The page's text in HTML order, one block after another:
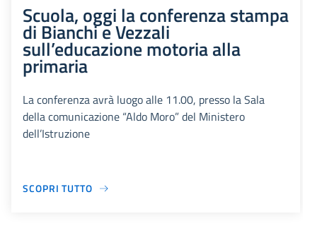
Scuola, oggi la conferenza stampa
di Bianchi e Vezzali
sull’educazione motoria alla
primaria
La conferenza avrà luogo alle 11.00, presso la Sala
della comunicazione “Aldo Moro” del Ministero
dell’Istruzione
SCOPRI TUTTO